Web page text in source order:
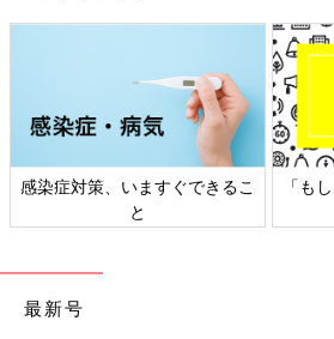
した。
――確定診断が出たのは生後何カ月のと
感染症対策、いますぐできるこ
と
「も
最新号